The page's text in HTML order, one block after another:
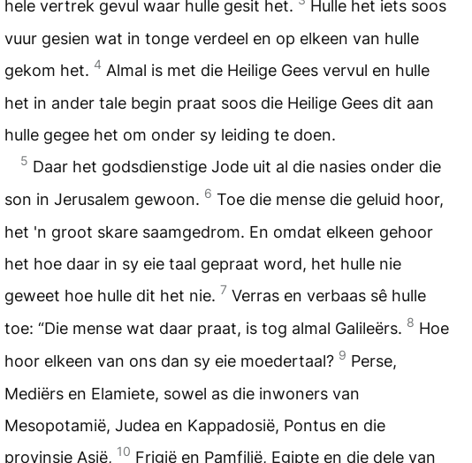
hele vertrek gevul waar hulle gesit het.
Hulle het iets soos
vuur gesien wat in tonge verdeel en op elkeen van hulle
gekom het. 4 Almal is met die Heilige Gees vervul en hulle
het in ander tale begin praat soos die Heilige Gees dit aan
hulle gegee het om onder sy leiding te doen.
5 Daar het godsdienstige Jode uit al die nasies onder die
son in Jerusalem gewoon. 6 Toe die mense die geluid hoor,
het 'n groot skare saamgedrom. En omdat elkeen gehoor
het hoe daar in sy eie taal gepraat word, het hulle nie
geweet hoe hulle dit het nie. 7 Verras en verbaas sê hulle
toe: “Die mense wat daar praat, is tog almal Galileërs. 8 Hoe
hoor elkeen van ons dan sy eie moedertaal? 9 Perse,
Mediërs en Elamiete, sowel as die inwoners van
Mesopotamië, Judea en Kappadosië, Pontus en die
provinsie Asië, 10 Frigië en Pamfilië, Egipte en die dele van